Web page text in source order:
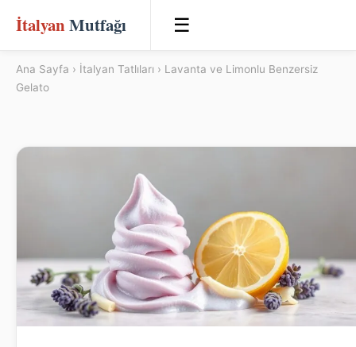
İtalyan Mutfağı ☰
Ana Sayfa › İtalyan Tatlıları › Lavanta ve Limonlu Benzersiz
Gelato